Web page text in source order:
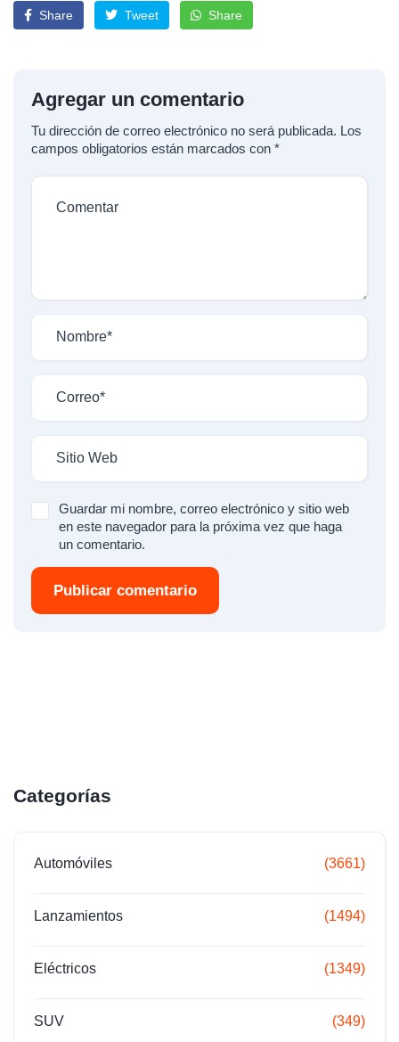
Share Tweet Share
Agregar un comentario
Tu dirección de correo electrónico no será publicada. Los
campos obligatorios están marcados con *
Guardar mi nombre, correo electrónico y sitio web
en este navegador para la próxima vez que haga
un comentario.
Publicar comentario
Categorías
Automóviles (3661)
Lanzamientos (1494)
Eléctricos (1349)
SUV (349)